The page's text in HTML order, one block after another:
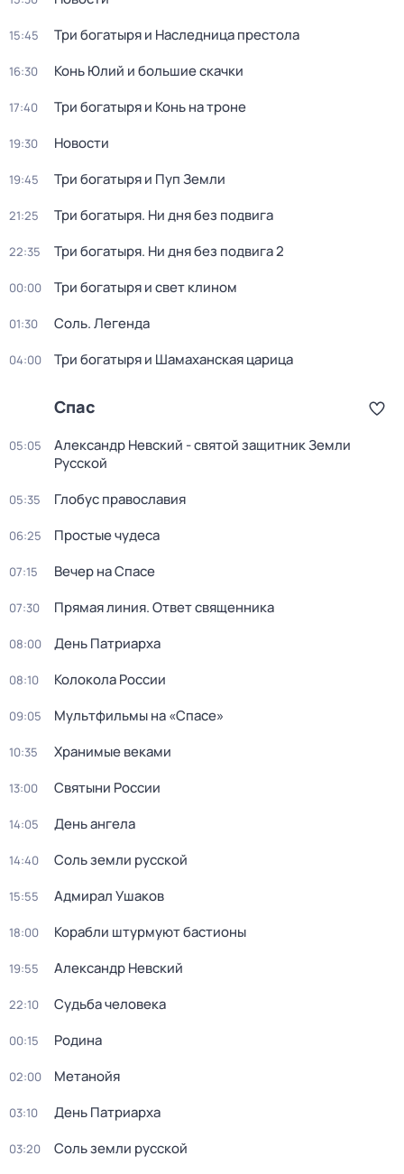
15:45 Три богатыря и Наследница престола
16:30 Конь Юлий и большие скачки
17:40 Три богатыря и Конь на троне
19:30 Новости
19:45 Три богатыpя и Пyп Земли
21:25 Три богатыря. Ни дня без подвига
22:35 Три богатыря. Ни дня без подвига 2
00:00 Три богaтыpя и свет клином
01:30 Соль. Легенда
04:00 Три богатыря и Шамаханская царица
Спас
05:05
Александр Невский - святой защитник Земли
Русской
05:35 Глобус православия
06:25 Простые чудеса
07:15 Вечер на Спасе
07:30 Прямая линия. Ответ священника
08:00 День Патриарха
08:10 Колокола России
09:05 Мультфильмы на «Спасе»
10:35 Хранимые веками
13:00 Святыни России
14:05 День ангела
14:40 Соль земли русской
15:55 Адмирал Ушаков
18:00 Корабли штурмуют бастионы
19:55 Александр Невский
22:10 Судьба человека
00:15 Родина
02:00 Метанойя
03:10 День Патриарха
03:20 Соль земли русской